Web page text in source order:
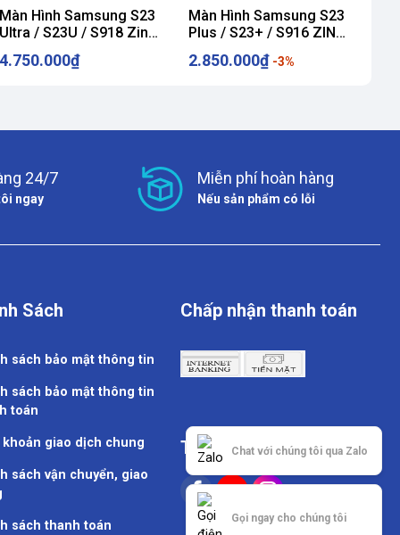
Màn Hình Samsung S23
Ultra / S23U / S918 Zin
4.750.000₫
Màn Hình Samsung S23
Plus / S23+ / S916 ZIN
2.850.000₫ -3%
24/7
ngay
Miễn phí hoàn hàng
Nếu sản phẩm có lỗi
Sách
sách bảo mật thông tin
sách bảo mật thông tin
toán
giao dịch chung
sách vận chuyển, giao
sách thanh toán
Chấp nhận thanh toán
Theo dõi chúng tôi
Chat với chúng tôi qua Zalo
Gọi ngay cho chúng tôi